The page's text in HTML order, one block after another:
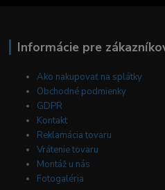
Informácie pre
Ako nakupovať na splátky
Obchodné podmienky
GDPR
Kontakt
Reklamácia tovaru
Vrátenie tovaru
Montáž u nás
Fotogaléria